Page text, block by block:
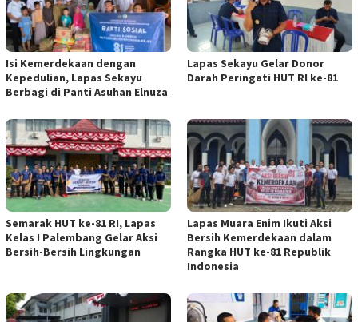
Isi Kemerdekaan dengan
Kepedulian, Lapas Sekayu
Berbagi di Panti Asuhan Elnuza
Lapas Sekayu Gelar Donor
Darah Peringati HUT RI ke-81
Semarak HUT ke-81 RI, Lapas
Kelas I Palembang Gelar Aksi
Bersih-Bersih Lingkungan
Lapas Muara Enim Ikuti Aksi
Bersih Kemerdekaan dalam
Rangka HUT ke-81 Republik
Indonesia